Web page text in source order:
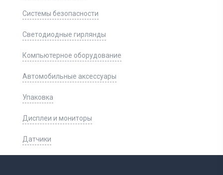
Системы безопасности
Светодиодные гирлянды
Компьютерное оборудование
Автомобильные аксессуары
Упаковка
Дисплеи и мониторы
Датчики